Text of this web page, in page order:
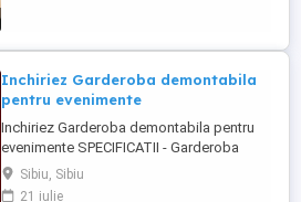
Inchiriez Garderoba demontabila
pentru evenimente
Inchiriez Garderoba demontabila pentru
evenimente SPECIFICATII - Garderoba
mare Demontabila LATIME: 120 cm
LUNGIME: 200 CM INALTIME: 210 cm Nr.
Sibiu, Sibiu
21 iulie